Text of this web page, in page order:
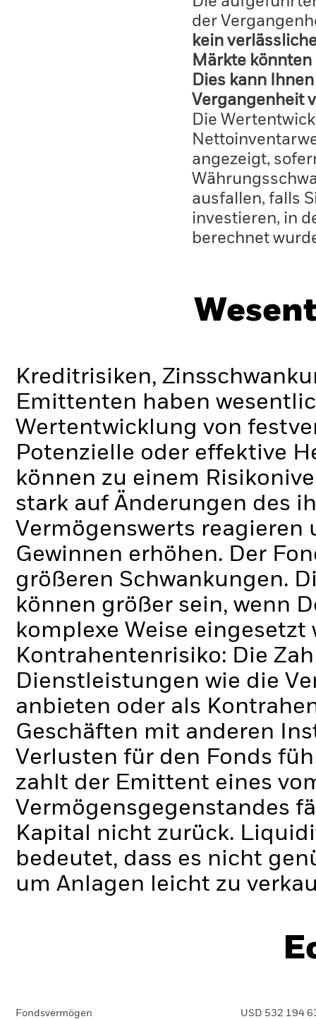
der
kein
Märkte
Dies kann
Vergangenheit
Die
angezeigt,
ausfallen, falls
investieren, in
berechnet
Kreditrisiken,
Emittenten haben
Wertentwicklung von
Potenzielle oder effektive
können zu einem
stark auf Änderungen des
Vermögenswerts reagieren
Gewinnen erhöhen. Der
größeren Schwankungen.
können größer sein, wenn
komplexe Weise eingesetzt
Kontrahentenrisiko: Die
Dienstleistungen wie die
anbieten oder als
Geschäften mit anderen
Verlusten für den Fonds
zahlt der Emittent eines
Vermögensgegenstandes
Kapital nicht zurück.
bedeutet, dass es nicht
um Anlagen leicht zu
Fondsvermögen USD 532 194